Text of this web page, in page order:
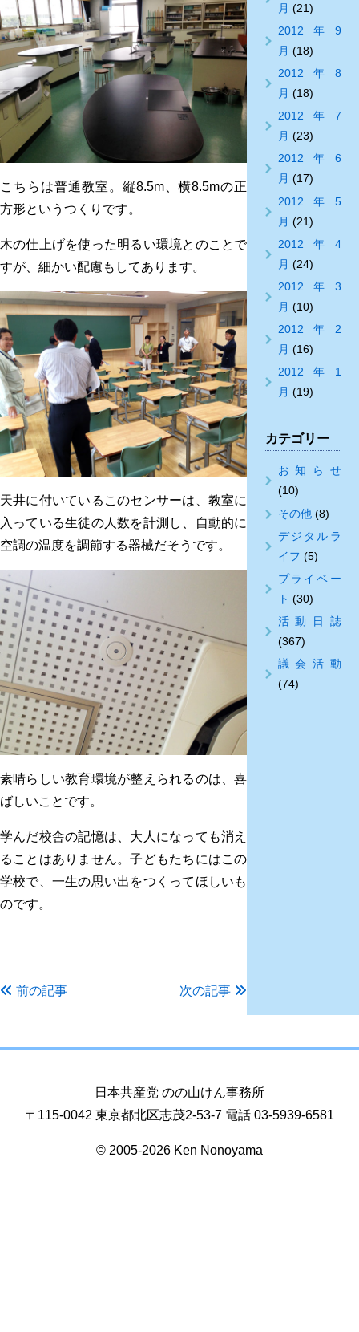
こちらは普通教室。縦8.5m、横8.5mの正
方形というつくりです。
木の仕上げを使った明るい環境とのことで
すが、細かい配慮もしてあります。
天井に付いているこのセンサーは、教室に
入っている生徒の人数を計測し、自動的に
空調の温度を調節する器械だそうです。
素晴らしい教育環境が整えられるのは、喜
ばしいことです。
学んだ校舎の記憶は、大人になっても消え
ることはありません。子どもたちにはこの
学校で、一生の思い出をつくってほしいも
のです。
前の記事 次の記事
月 (21)
2012年9
月 (18)
2012年8
月 (18)
2012年7
月 (23)
2012年6
月 (17)
2012年5
月 (21)
2012年4
月 (24)
2012年3
月 (10)
2012年2
月 (16)
2012年1
月 (19)
カテゴリー
お知らせ
(10)
その他(8)
デジタルラ
イフ (5)
プライベー
ト (30)
活動日誌
(367)
議会活動
(74)
日本共産党 のの山けん事務所
〒115-0042 東京都北区志茂2-53-7 電話 03-5939-6581
© 2005-2026 Ken Nonoyama